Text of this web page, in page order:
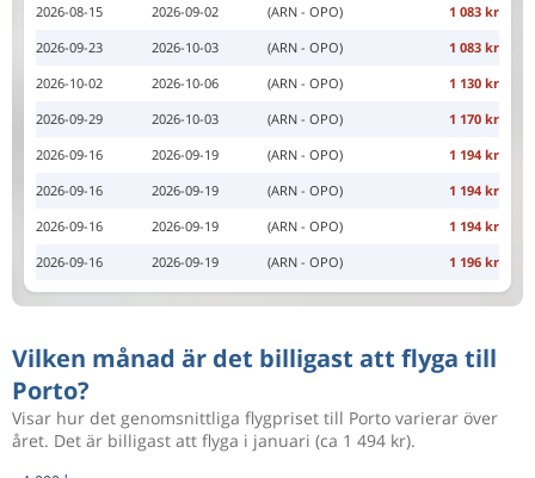
2026-08-15
2026-09-02 (ARN - OPO)
1 083 kr
2026-09-23
2026-10-03 (ARN - OPO)
1 083 kr
2026-10-02
2026-10-06 (ARN - OPO)
1 130 kr
2026-09-29
2026-10-03 (ARN - OPO)
1 170 kr
2026-09-16
2026-09-19 (ARN - OPO)
1 194 kr
2026-09-16
2026-09-19 (ARN - OPO)
1 194 kr
2026-09-16
2026-09-19 (ARN - OPO)
1 194 kr
2026-09-16
2026-09-19 (ARN - OPO) 1 196 kr
Vilken månad är det billigast att flyga till
Porto?
Visar hur det genomsnittliga flygpriset till Porto varierar över
året. Det är billigast att flyga i januari (ca 1 494 kr).